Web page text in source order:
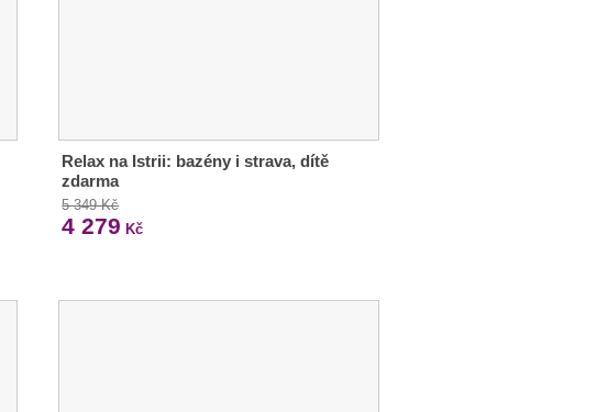
Relax na Istrii: bazény i strava, dítě
zdarma
5 349 Kč
4 279 Kč